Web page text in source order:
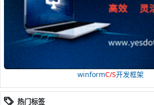
winformC/S开发框架
热门标签